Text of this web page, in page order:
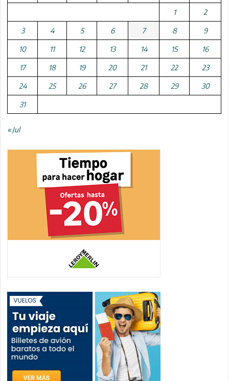
1 2
3 4 5 6 7 8 9
10 11 12 13 14 15 16
17 18 19 20 21 22 23
24 25 26 27 28 29 30
31
« Jul